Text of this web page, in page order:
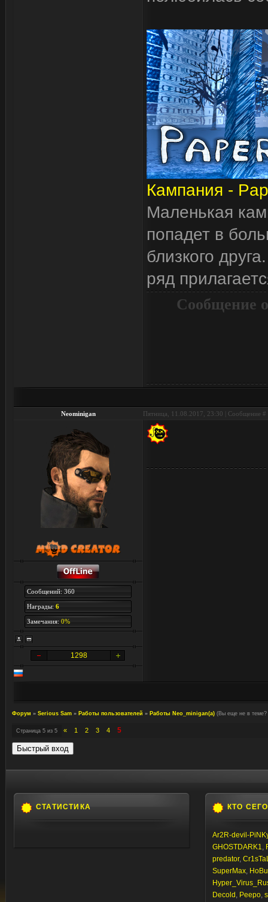
Кампания -
Маленькая
попадет в
близкого
ряд
Сообщение
Neominigan Пятница, 11.08.2017, 23:30 | Сообщение #
Сообщений: 360
Награды: 6
Замечания: 0%
1298
Форум » Serious Sam » Работы пользователей » Работы Neo_minigan(а) (Вы еще не в теме?
Страница 5 из 5 « 1 2 3 4 5
СТАТИСТИКА КТО
Ar2R-devil-
GHOSTDARK1,
predator,
SuperMax,
Decold , Peepo,